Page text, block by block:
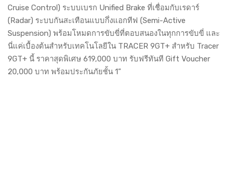
Cruise Control) ระบบเบรก Unified Brake ที่เชื่อมกับเรดาร์
(Radar) ระบบกันสะเทือนแบบกึ่งแอกทีฟ (Semi-Active
Suspension) พร้อมโหมดการขับขี่ที่ตอบสนองในทุกการขับขี่ และ
นี่แค่เบื้องต้นสำหรับเทคโนโลยีใน TRACER 9GT+ สำหรับ Tracer
9GT+ นี้ ราคาสุดพิเศษ 619,000 บาท รับฟรีทันที Gift Voucher
20,000 บาท พร้อมประกันภัยชั้น 1”